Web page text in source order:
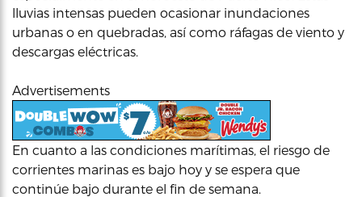
lluvias intensas pueden ocasionar inundaciones
urbanas o en quebradas, así como ráfagas de viento y
descargas eléctricas.
Advertisements
En cuanto a las condiciones marítimas, el riesgo de
corrientes marinas es bajo hoy y se espera que
continúe bajo durante el fin de semana.